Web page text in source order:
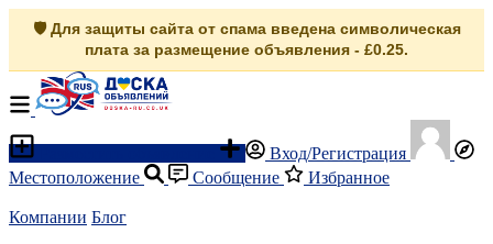
🛡️ Для защиты сайта от спама введена символическая
плата за размещение объявления - £0.25.
Вход/Регистрация
Местоположение
Сообщение Избранное
Компании Блог